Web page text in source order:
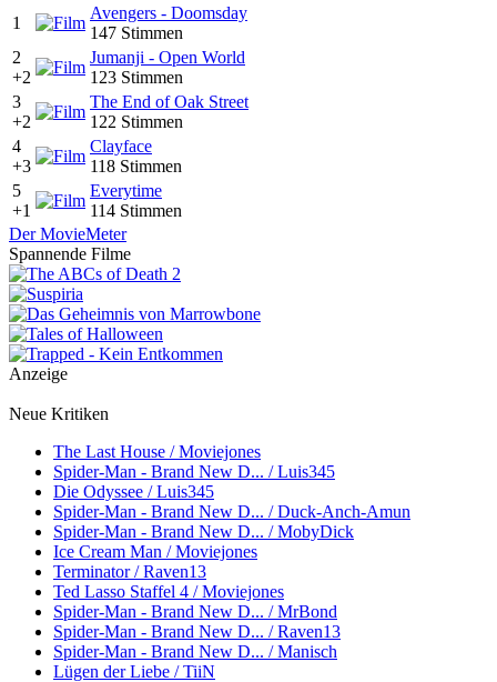
1
Avengers - Doomsday
147 Stimmen
2
+2
Jumanji - Open World
123 Stimmen
3
+2
The End of Oak Street
122 Stimmen
4
+3
Clayface
118 Stimmen
5
+1
Everytime
114 Stimmen
Der MovieMeter
Spannende Filme
Anzeige
Neue Kritiken
The Last House / Moviejones
Spider-Man - Brand New D... / Luis345
Die Odyssee / Luis345
Spider-Man - Brand New D... / Duck-Anch-Amun
Spider-Man - Brand New D... / MobyDick
Ice Cream Man / Moviejones
Terminator / Raven13
Ted Lasso Staffel 4 / Moviejones
Spider-Man - Brand New D... / MrBond
Spider-Man - Brand New D... / Raven13
Spider-Man - Brand New D... / Manisch
Lügen der Liebe / TiiN